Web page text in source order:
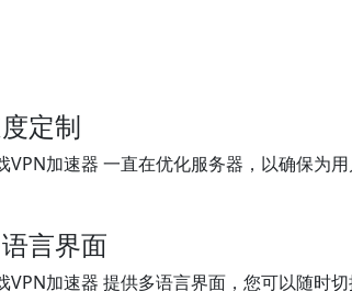
定制
VPN加速器 一直在优化服务器，以确保为
言界面
VPN加速器 提供多语言界面，您可以随时